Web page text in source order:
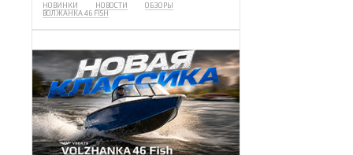
НОВИНКИ НОВОСТИ
ОБЗОРЫ
ВОЛЖАНКА 46 FISH